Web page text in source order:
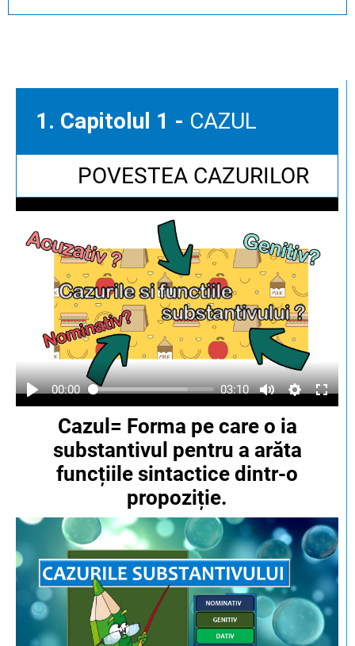
1. Capitolul 1 - CAZUL
POVESTEA CAZURILOR
00:00 03:10
Cazul= Forma pe care o ia
substantivul pentru a arăta
funcțiile sintactice dintr-o
propoziție.